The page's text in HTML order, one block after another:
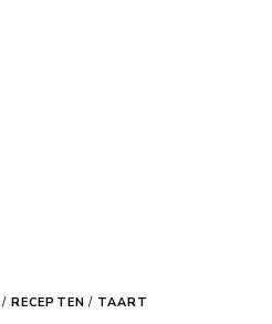
/ RECEPTEN / TAART